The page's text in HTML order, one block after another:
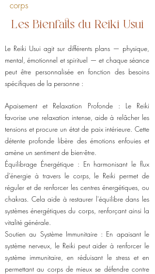
corps
Les Bienfaits du Reiki Usui
Le Reiki Usui agit sur différents plans — physique,
mental, émotionnel et spirituel — et chaque séance
peut être personnalisée en fonction des besoins
spécifiques de la personne :
Apaisement et Relaxation Profonde : Le Reiki
favorise une relaxation intense, aide à relâcher les
tensions et procure un état de paix intérieure. Cette
détente profonde libère des émotions enfouies et
amène un sentiment de bien-être.
Équilibrage Énergétique : En harmonisant le flux
d’énergie à travers le corps, le Reiki permet de
réguler et de renforcer les centres énergétiques, ou
chakras. Cela aide à restaurer l'équilibre dans les
systèmes énergétiques du corps, renforçant ainsi la
vitalité générale.
Soutien au Système Immunitaire : En apaisant le
système nerveux, le Reiki peut aider à renforcer le
système immunitaire, en réduisant le stress et en
permettant au corps de mieux se défendre contre